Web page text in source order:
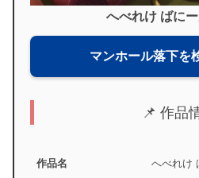
へべれけ ばに
マンホール落下を
📌 作品
作品名 へべれけ